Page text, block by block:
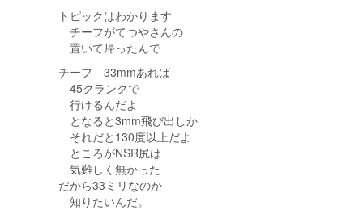
トピックはわかります
チーフがてつやさんの
置いて帰ったんで
チーフ 33mmあれば
45クランクで
行けるんだよ
となると3mm飛び出しか
それだと130度以上だよ
ところがNSR尻は
気難しく無かった
だから33ミリなのか
知りたいんだ。